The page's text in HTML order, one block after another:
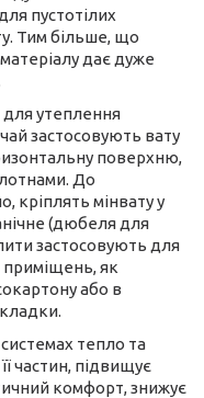
пустотілих
Тим більше, що
дає дуже
утеплення
застосовують вату
поверхню,
До
кріплять мінвату у
(дюбеля для
застосовують для
приміщень, як
або в
тепло та
частин, підвищує
комфорт, знижує